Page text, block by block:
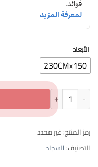
الأبعاد
150×230CM
كمية سجاد تركي 200×300 سم / 150×230 سم جودة عالية ريدز 700
رمز المنتج: غير محدد
التصنيف: السجاد